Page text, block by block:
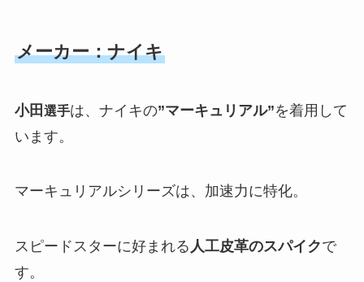
メーカー：ナイキ
小田 選手は、ナイキの”マーキュリアル”を着用して
います。
マーキュリアルシリーズは、加速力に特化。
スピードスターに好まれる 人工皮革のスパイクで
す。